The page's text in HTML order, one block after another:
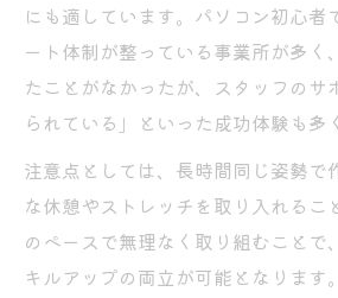
にも適しています。パソコン初心者
ート体制が整っている事業所が多く
たことがなかったが、スタッフのサ
られている」といった成功体験も多
注意点としては、長時間同じ姿勢で
な休憩やストレッチを取り入れるこ
のペースで無理なく取り組むことで
キルアップの両立が可能となります。